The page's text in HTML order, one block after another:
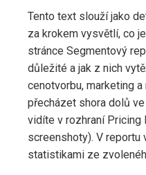
Tento text slouží jako
za krokem vysvětlí, co
stránce Segmentový
důležité a jak z nich
cenotvorbu, marketing a
přecházet shora dolů
vidíte v rozhraní Pricing
screenshoty). V reportu
statistikami ze